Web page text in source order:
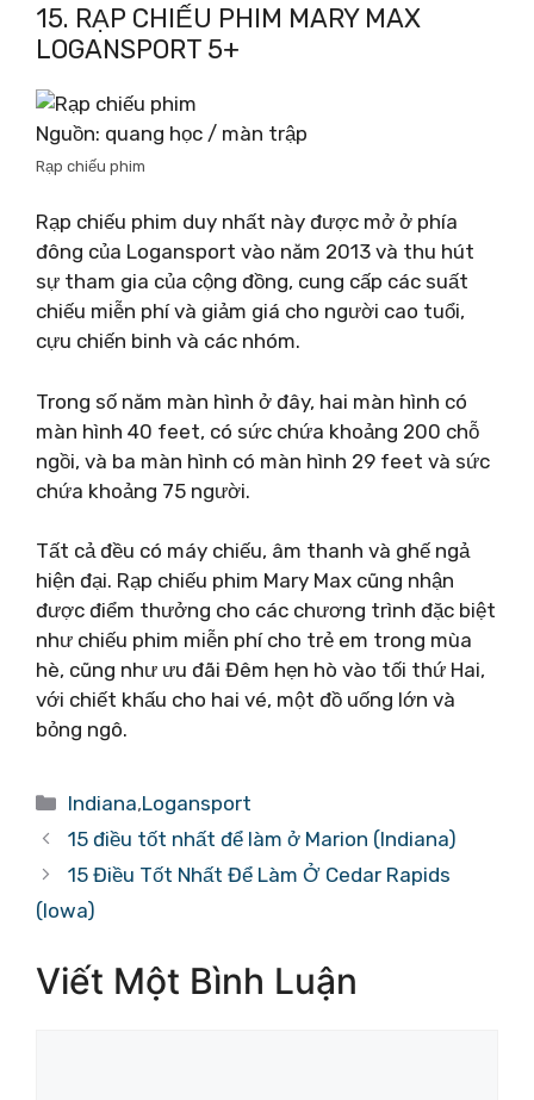
15. RẠP CHIẾU PHIM MARY MAX
LOGANSPORT 5+
Nguồn: quang học / màn trập
Rạp chiếu phim
Rạp chiếu phim duy nhất này được mở ở phía
đông của Logansport vào năm 2013 và thu hút
sự tham gia của cộng đồng, cung cấp các suất
chiếu miễn phí và giảm giá cho người cao tuổi,
cựu chiến binh và các nhóm.
Trong số năm màn hình ở đây, hai màn hình có
màn hình 40 feet, có sức chứa khoảng 200 chỗ
ngồi, và ba màn hình có màn hình 29 feet và sức
chứa khoảng 75 người.
Tất cả đều có máy chiếu, âm thanh và ghế ngả
hiện đại. Rạp chiếu phim Mary Max cũng nhận
được điểm thưởng cho các chương trình đặc biệt
như chiếu phim miễn phí cho trẻ em trong mùa
hè, cũng như ưu đãi Đêm hẹn hò vào tối thứ Hai,
với chiết khấu cho hai vé, một đồ uống lớn và
bỏng ngô.
Danh
mục
Indiana,Logansport
15 điều tốt nhất để làm ở Marion (Indiana)
15 Điều Tốt Nhất Để Làm Ở Cedar Rapids
(Iowa)
Viết Một Bình Luận